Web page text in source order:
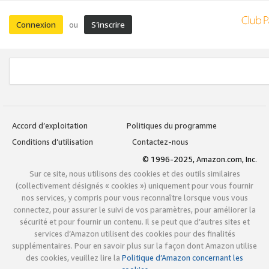
Connexion ou S’inscrire
Accord d’exploitation
Politiques du programme
Conditions d’utilisation
Contactez-nous
© 1996-2025, Amazon.com, Inc.
Sur ce site, nous utilisons des cookies et des outils similaires
(collectivement désignés « cookies ») uniquement pour vous fournir
nos services, y compris pour vous reconnaître lorsque vous vous
connectez, pour assurer le suivi de vos paramètres, pour améliorer la
sécurité et pour fournir un contenu. Il se peut que d’autres sites et
services d’Amazon utilisent des cookies pour des finalités
supplémentaires. Pour en savoir plus sur la façon dont Amazon utilise
des cookies, veuillez lire la Politique d’Amazon concernant les